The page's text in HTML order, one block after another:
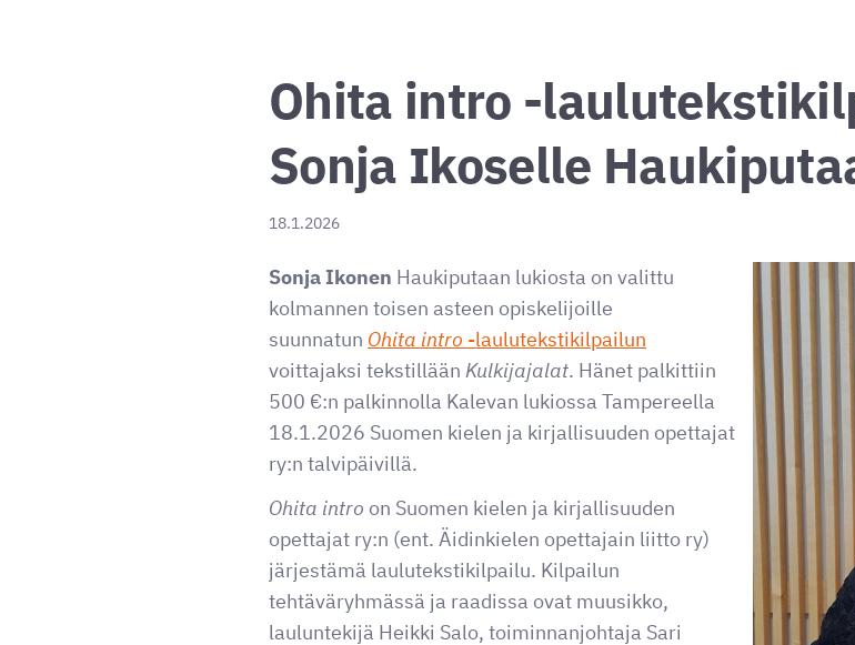
Ohita intro -
Sonja Ikoselle
18.1.2026
Sonja Ikonen Haukiputaan lukiosta on valittu
kolmannen toisen asteen opiskelijoille
suunnatun Ohita intro -laulutekstikilpailun
voittajaksi tekstillään Kulkijajalat. Hänet palkittiin
500 €:n palkinnolla Kalevan lukiossa Tampereella
18.1.2026 Suomen kielen ja kirjallisuuden opettajat
ry:n talvipäivillä.
Ohita intro on Suomen kielen ja kirjallisuuden
opettajat ry:n (ent. Äidinkielen opettajain liitto ry)
järjestämä laulutekstikilpailu. Kilpailun
tehtäväryhmässä ja raadissa ovat muusikko,
lauluntekijä Heikki Salo, toiminnanjohtaja Sari